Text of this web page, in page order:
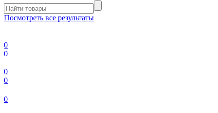
Посмотреть все результаты
0
0
0
0
0